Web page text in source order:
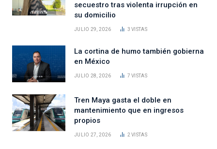
secuestro tras violenta irrupción en
su domicilio
JULIO 29, 2026 3VISTAS
La cortina de humo también gobierna
en México
JULIO 28, 2026 7VISTAS
Tren Maya gasta el doble en
mantenimiento que en ingresos
propios
JULIO 27, 2026 2VISTAS